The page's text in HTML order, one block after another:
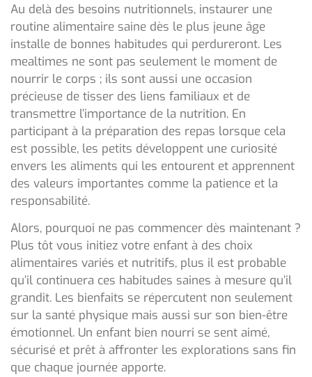
Au delà des besoins nutritionnels, instaurer une
routine alimentaire saine dès le plus jeune âge
installe de bonnes habitudes qui perdureront. Les
mealtimes ne sont pas seulement le moment de
nourrir le corps ; ils sont aussi une occasion
précieuse de tisser des liens familiaux et de
transmettre l’importance de la nutrition. En
participant à la préparation des repas lorsque cela
est possible, les petits développent une curiosité
envers les aliments qui les entourent et apprennent
des valeurs importantes comme la patience et la
responsabilité.
Alors, pourquoi ne pas commencer dès maintenant ?
Plus tôt vous initiez votre enfant à des choix
alimentaires variés et nutritifs, plus il est probable
qu’il continuera ces habitudes saines à mesure qu’il
grandit. Les bienfaits se répercutent non seulement
sur la santé physique mais aussi sur son bien-être
émotionnel. Un enfant bien nourri se sent aimé,
sécurisé et prêt à affronter les explorations sans fin
que chaque journée apporte.